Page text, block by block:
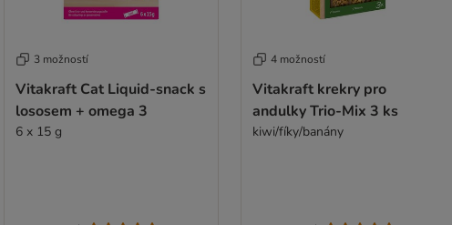
3 možností
Vitakraft Cat Liquid-snack s
lososem + omega 3
6 x 15 g
4 možností
Vitakraft krekry pro
andulky Trio-Mix 3 ks
kiwi/fíky/banány